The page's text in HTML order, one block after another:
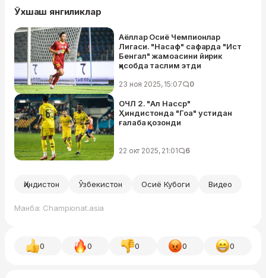
Ўхшаш янгиликлар
Аёллар Осиё Чемпионлар
Лигаси. "Насаф" сафарда "Ист
Бенгал" жамоасини йирик
ҳисобда таслим этди
23 ноя 2025, 15:07 0
ОЧЛ 2. "Ал Насср"
Ҳиндистонда "Гоа" устидан
ғалаба қозонди
22 окт 2025, 21:01 6
Ҳиндистон Ўзбекистон Осиё Кубоги Видео
Манба: Championat.asia
0 0 0 0 0